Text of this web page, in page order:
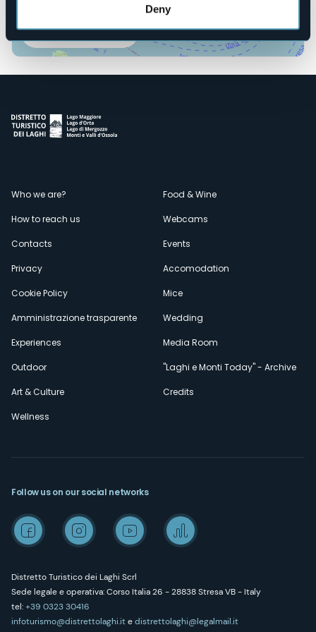
Deny
Open the map
Menù
secondario
Who we are?
How to reach us
Contacts
Privacy
Cookie Policy
Amministrazione trasparente
Experiences
Outdoor
Art & Culture
Wellness
Food & Wine
Webcams
Events
Accomodation
Mice
Wedding
Media Room
"Laghi e Monti Today" - Archive
Credits
Distretto Turistico dei Laghi Scrl
Sede legale e operativa: Corso Italia 26 - 28838 Stresa VB - Italy
tel:+39 0323 30416
infoturismo@distrettolaghi.itedistrettolaghi@legalmail.it
Follow us on our social networks